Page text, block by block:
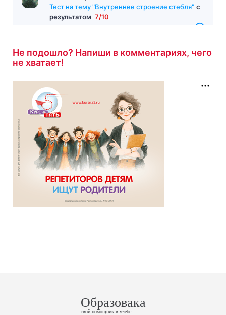
Тест на тему "Внутреннее строение стебля" с
результатом 7/10
Не подошло? Напиши в комментариях, чего
не хватает!
Образовака
твой помощник в учебе